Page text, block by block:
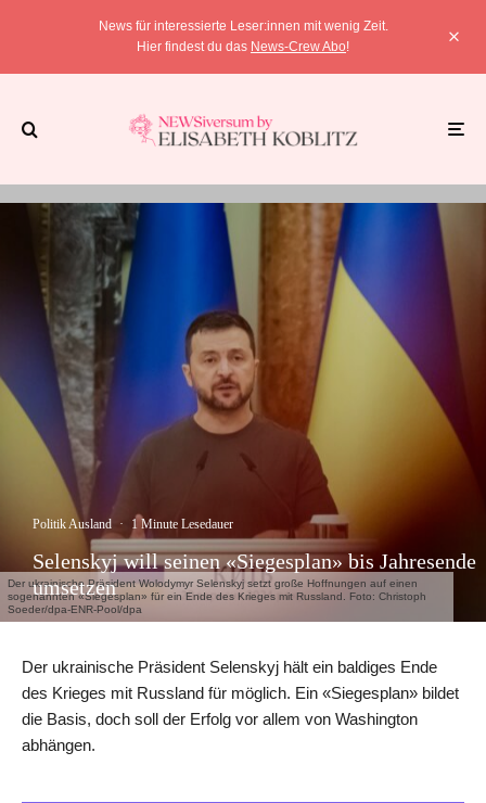
News für interessierte Leser:innen mit wenig Zeit.
Hier findest du das News-Crew Abo!
Der ukrainische Präsident Wolodymyr Selenskyj setzt große Hoffnungen auf einen
sogenannten «Siegesplan» für ein Ende des Krieges mit Russland. Foto: Christoph
Soeder/dpa-ENR-Pool/dpa
Politik Ausland · 1 Minute Lesedauer
Selenskyj will seinen «Siegesplan» bis Jahresende
umsetzen
Der ukrainische Präsident Selenskyj hält ein baldiges Ende
des Krieges mit Russland für möglich. Ein «Siegesplan» bildet
die Basis, doch soll der Erfolg vor allem von Washington
abhängen.